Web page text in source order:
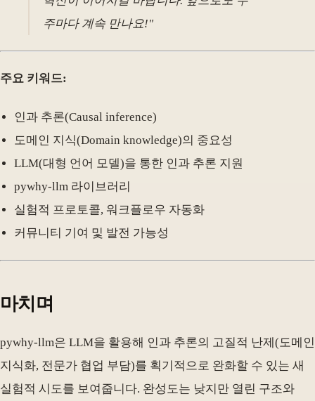
주마다 계속 만나요!"
주요 키워드:
인과 추론(Causal inference)
도메인 지식(Domain knowledge)의 중요성
LLM(대형 언어 모델)을 통한 인과 추론 지원
pywhy-llm 라이브러리
실험적 프로토콜, 워크플로우 자동화
커뮤니티 기여 및 발전 가능성
마치며
pywhy-llm은 LLM을 활용해 인과 추론의 고질적 난제(도메인
지식화, 전문가 협업 부담)를 획기적으로 완화할 수 있는 새
실험적 시도를 보여줍니다. 완성도는 낮지만 열린 구조와